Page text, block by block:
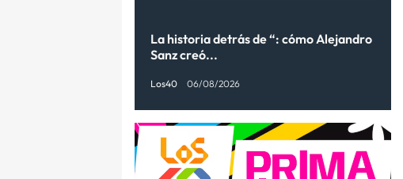
La historia detrás de “: cómo Alejandro
Sanz creó...
Los40 06/08/2026